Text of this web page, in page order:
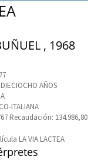
, 1968
AÑOS
ITALIANA
Recaudación: 134.986,80